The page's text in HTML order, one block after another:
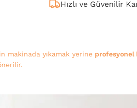
Hızlı ve Güvenilir
makinada yıkamak yerine profesyonel